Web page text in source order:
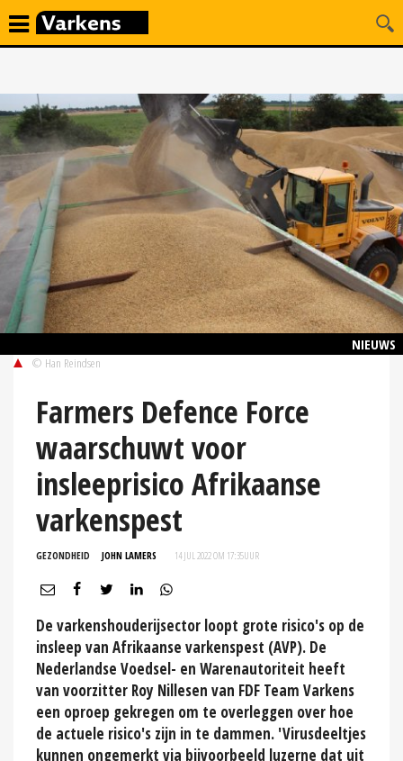
NIEUWS
© Han Reindsen
Farmers Defence Force
waarschuwt voor
insleeprisico Afrikaanse
varkenspest
GEZONDHEID JOHN LAMERS 14 JUL 2022 OM 17:35UUR
De varkenshouderijsector loopt grote risico's op de
insleep van Afrikaanse varkenspest (AVP). De
Nederlandse Voedsel- en Warenautoriteit heeft
van voorzitter Roy Nillesen van FDF Team Varkens
een oproep gekregen om te overleggen over hoe
de actuele risico's zijn in te dammen. 'Virusdeeltjes
kunnen ongemerkt via bijvoorbeeld luzerne dat uit